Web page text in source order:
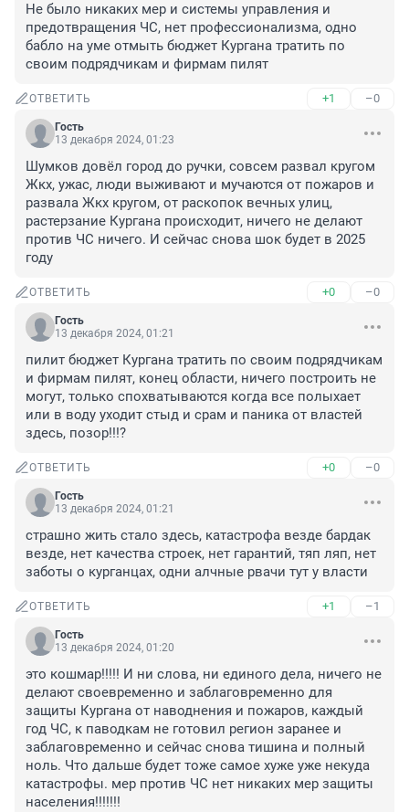
Не было никаких мер и системы управления и
предотвращения ЧС, нет профессионализма, одно
бабло на уме отмыть бюджет Кургана тратить по
своим подрядчикам и фирмам пилят
ОТВЕТИТЬ +1 –0
Гость
13 декабря 2024, 01:23
Шумков довёл город до ручки, совсем развал кругом
Жкх, ужас, люди выживают и мучаются от пожаров и
развала Жкх кругом, от раскопок вечных улиц,
растерзание Кургана происходит, ничего не делают
против ЧС ничего. И сейчас снова шок будет в 2025
году
ОТВЕТИТЬ +0 –0
Гость
13 декабря 2024, 01:21
пилит бюджет Кургана тратить по своим подрядчикам
и фирмам пилят, конец области, ничего построить не
могут, только спохватываются когда все полыхает
или в воду уходит стыд и срам и паника от властей
здесь, позор!!!?
ОТВЕТИТЬ +0 –0
Гость
13 декабря 2024, 01:21
страшно жить стало здесь, катастрофа везде бардак
везде, нет качества строек, нет гарантий, тяп ляп, нет
заботы о курганцах, одни алчные рвачи тут у власти
ОТВЕТИТЬ +1 –1
Гость
13 декабря 2024, 01:20
это кошмар!!!!! И ни слова, ни единого дела, ничего не
делают своевременно и заблаговременно для
защиты Кургана от наводнения и пожаров, каждый
год ЧС, к паводкам не готовил регион заранее и
заблаговременно и сейчас снова тишина и полный
ноль. Что дальше будет тоже самое хуже уже некуда
катастрофы. мер против ЧС нет никаких мер защиты
населения!!!!!!!